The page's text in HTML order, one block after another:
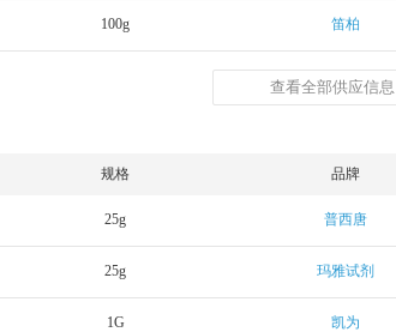
100g 笛柏
查看全部供应信
规格 品牌
25g 普西唐
25g 玛雅试剂
1G 凯为